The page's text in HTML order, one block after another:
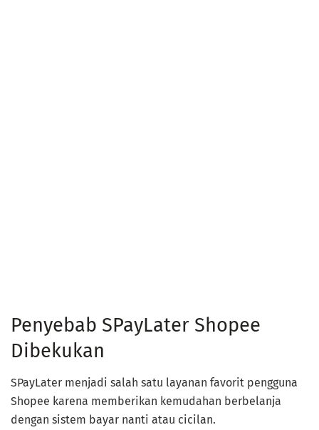
Penyebab SPayLater Shopee
Dibekukan
SPayLater menjadi salah satu layanan favorit pengguna
Shopee karena memberikan kemudahan berbelanja
dengan sistem bayar nanti atau cicilan.